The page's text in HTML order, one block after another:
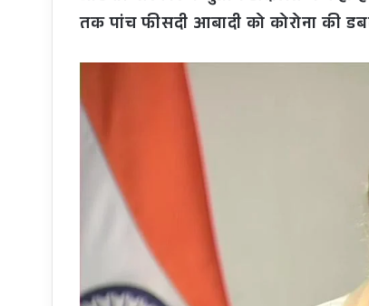
तक पांच फीसदी आबादी को कोरोना की